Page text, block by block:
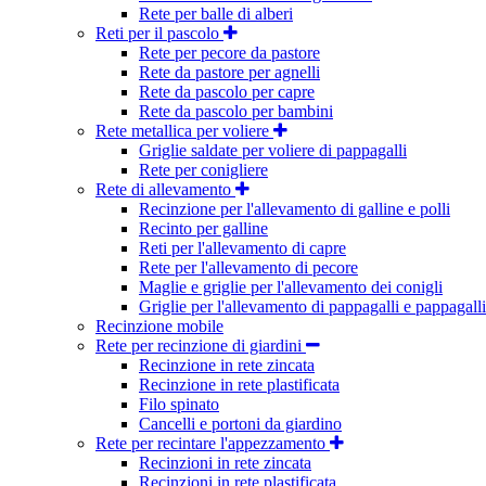
Rete per balle di alberi
Reti per il pascolo
Rete per pecore da pastore
Rete da pastore per agnelli
Rete da pascolo per capre
Rete da pascolo per bambini
Rete metallica per voliere
Griglie saldate per voliere di pappagalli
Rete per conigliere
Rete di allevamento
Recinzione per l'allevamento di galline e polli
Recinto per galline
Reti per l'allevamento di capre
Rete per l'allevamento di pecore
Maglie e griglie per l'allevamento dei conigli
Griglie per l'allevamento di pappagalli e
Recinzione mobile
Rete per recinzione di giardini
Recinzione in rete zincata
Recinzione in rete plastificata
Filo spinato
Cancelli e portoni da giardino
Rete per recintare l'appezzamento
Recinzioni in rete zincata